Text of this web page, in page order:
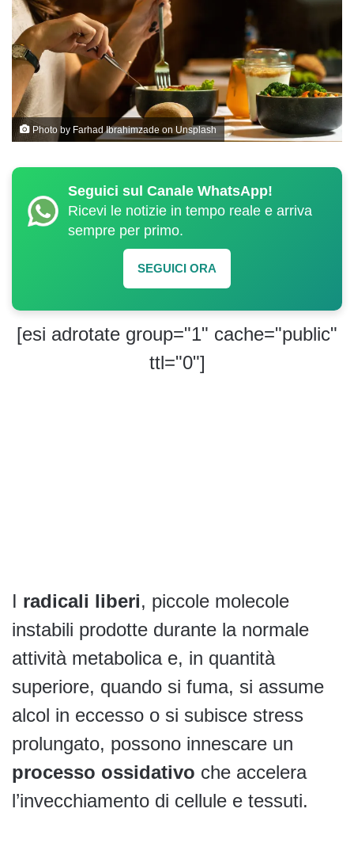
Photo by Farhad Ibrahimzade on Unsplash
Seguici sul Canale WhatsApp!
Ricevi le notizie in tempo reale e arriva
sempre per primo.
SEGUICI ORA
[esi adrotate group="1" cache="public"
ttl="0"]
I radicali liberi, piccole molecole
instabili prodotte durante la normale
attività metabolica e, in quantità
superiore, quando si fuma, si assume
alcol in eccesso o si subisce stress
prolungato, possono innescare un
processo ossidativo che accelera
l’invecchiamento di cellule e tessuti.